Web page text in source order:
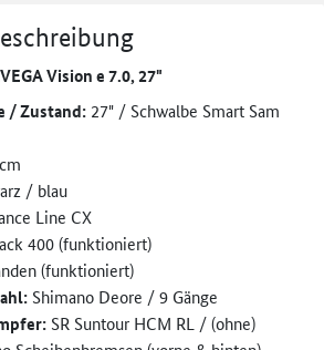
Vision e 7.0, 27"
/ Zustand: 27" / Schwalbe Smart Sam
/ blau
Line CX
400 (funktioniert)
(funktioniert)
Shimano Deore / 9 Gänge
SR Suntour HCM RL / (ohne)